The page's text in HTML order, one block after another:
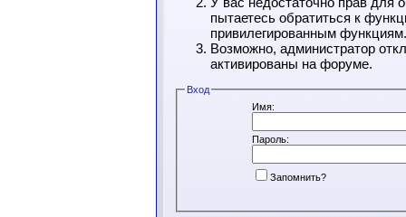
пытаетесь обратиться к
привилегированным функциям.
Возможно, администратор
активированы на форуме.
Вход
Имя:
Пароль:
Запомнить?